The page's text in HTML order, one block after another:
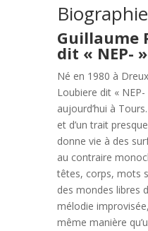
Biographie
Guillaume
dit « NEP- »
Né en 1980 à
Loubiere dit «
aujourd’hui à
et d’un trait
donne vie à des
au contraire
têtes, corps, mots
des mondes libres
mélodie
même manière